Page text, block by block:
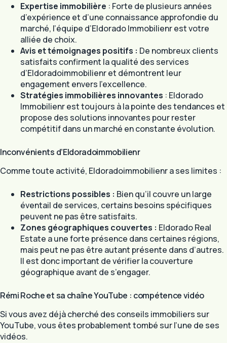
Expertise immobilière : Forte de plusieurs années
d’expérience et d’une connaissance approfondie du
marché, l’équipe d’Eldorado Immobilienr est votre
alliée de choix.
Avis et témoignages positifs : De nombreux clients
satisfaits confirment la qualité des services
d’Eldoradoimmobilienr et démontrent leur
engagement envers l’excellence.
Stratégies immobilières innovantes : Eldorado
Immobilienr est toujours à la pointe des tendances et
propose des solutions innovantes pour rester
compétitif dans un marché en constante évolution.
Inconvénients d’Eldoradoimmobilienr
Comme toute activité, Eldoradoimmobilienr a ses limites :
Restrictions possibles : Bien qu’il couvre un large
éventail de services, certains besoins spécifiques
peuvent ne pas être satisfaits.
Zones géographiques couvertes : Eldorado Real
Estate a une forte présence dans certaines régions,
mais peut ne pas être autant présente dans d’autres.
Il est donc important de vérifier la couverture
géographique avant de s’engager.
Rémi Roche et sa chaîne YouTube : compétence vidéo
Si vous avez déjà cherché des conseils immobiliers sur
YouTube, vous êtes probablement tombé sur l’une de ses
vidéos.